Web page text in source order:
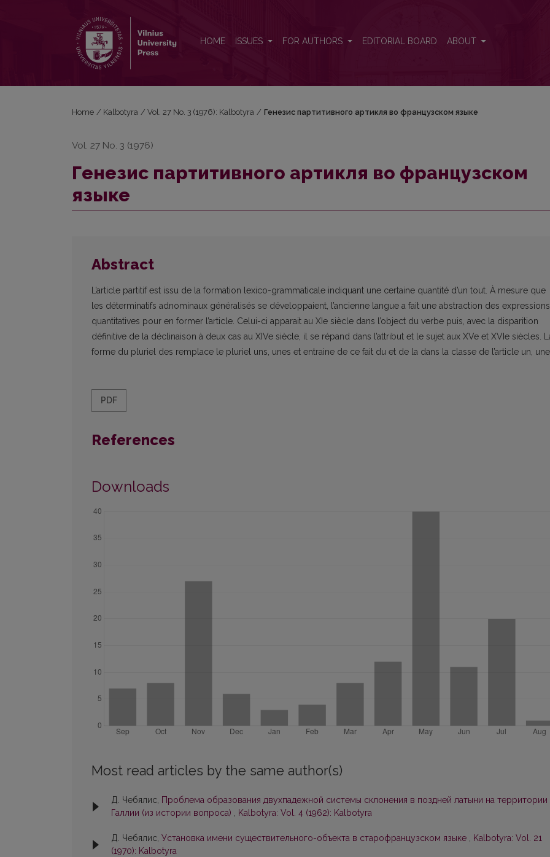
HOME ISSUES FOR AUTHORS EDITORIAL BOARD ABOUT
Home / Kalbotyra / Vol. 27 No. 3 (1976): Kalbotyra / Генезис партитивного артикля во французском языке
Vol. 27 No. 3 (1976)
Генезис партитивного артикля во французском
языке
Abstract
L’article partitif est issu de la formation lexico-grammaticale indiquant une certaine quantité d’un tout. À mesure que
les déterminatifs adnominaux généralisés se développaient, l’ancienne langue a fait une abstraction des expressions
quantitatives pour en former l’article. Celui-ci apparait au XIe siècle dans l’object du verbe puis, avec la disparition
définitive de la déclinaison à deux cas au XIVe siècle, il se répand dans l’attribut et le sujet aux XVe et XVIe siècles.
forme du pluriel des remplace le pluriel uns, unes et entraine de ce fait du et de la dans la classe de l’article un,
PDF
References
Downloads
Most read articles by the same author(s)
Д. Чебялис, Проблема образования двухпадежной системы склонения в поздней латыни на территории
Галлии (из истории вопроса) , Kalbotyra: Vol. 4 (1962): Kalbotyra
Д. Чебялис, Установка имени существительного-объекта в старофранцузском языке , Kalbotyra: Vol. 21
(1970): Kalbotyra